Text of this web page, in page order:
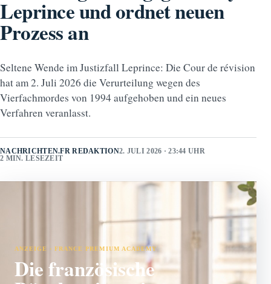
Leprince und ordnet neuen
Prozess an
Seltene Wende im Justizfall Leprince: Die Cour de révision
hat am 2. Juli 2026 die Verurteilung wegen des
Vierfachmordes von 1994 aufgehoben und ein neues
Verfahren veranlasst.
NACHRICHTEN.FR REDAKTION2. JULI 2026 · 23:44 UHR
2 MIN. LESEZEIT
ANZEIGE · FRANCE PREMIUM ACADEMY
Die französische